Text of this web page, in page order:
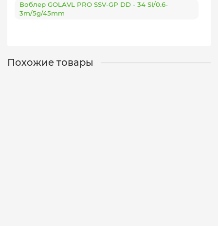
Воблер GOLAVL PRO SSV-GP DD - 34 SI/0.6-
3m/5g/45mm
Похожие товары